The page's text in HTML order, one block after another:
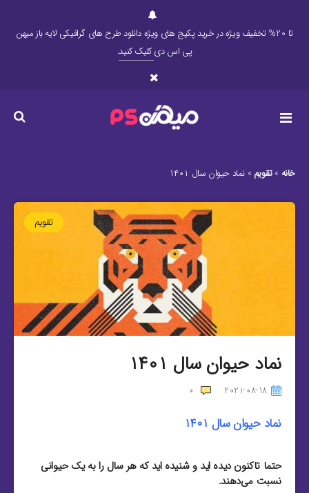
تا 20% تخفیف ویژه در خرید پکیج های ویژه دانلود طرح های گرافیکی لایه باز میهن
پی اس دیکلیک کنید.
خانه »تقویم »نماد حیوان سال ۱۴۰۱
تقویم
نماد حیوان سال ۱۴۰۱
2021-08-18
0
نماد حیوان سال ۱۴۰۱
حتما تاکنون دیده اید و شنیده اید که هر سال را به یک حیوانی
نسبت می‌دهند.